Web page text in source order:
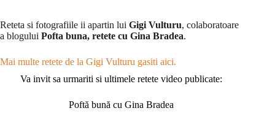
Reteta si fotografiile ii apartin lui Gigi Vulturu, colaboratoare
a blogului Pofta buna, retete cu Gina Bradea.
Mai multe retete de la Gigi Vulturu gasiti aici.
Va invit sa urmariti si ultimele retete video publicate:
Poftă bună cu Gina Bradea